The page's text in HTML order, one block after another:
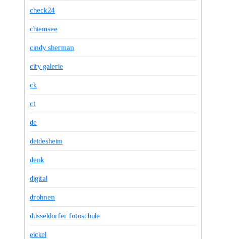
check24
chiemsee
cindy sherman
city galerie
ck
ct
de
deidesheim
denk
digital
drohnen
düsseldorfer fotoschule
eickel